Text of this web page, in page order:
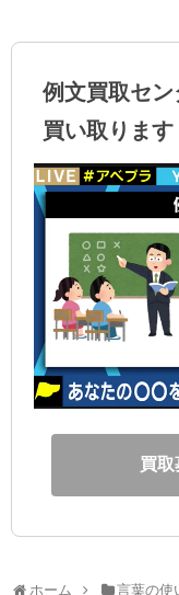
例文買取セ
買い取ります
買取
ホーム 言葉の使